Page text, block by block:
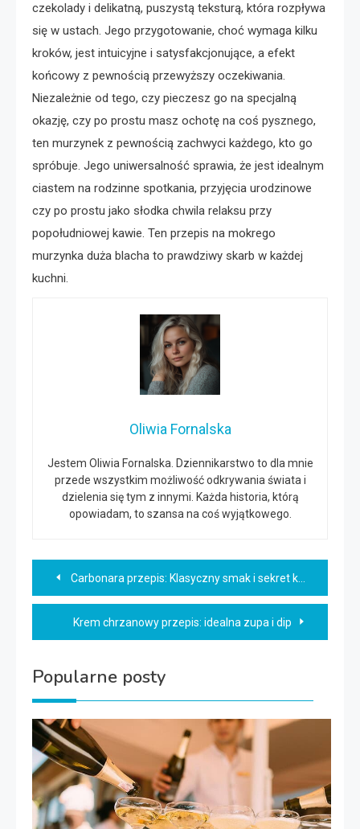
czekolady i delikatną, puszystą teksturą, która rozpływa
się w ustach. Jego przygotowanie, choć wymaga kilku
kroków, jest intuicyjne i satysfakcjonujące, a efekt
końcowy z pewnością przewyższy oczekiwania.
Niezależnie od tego, czy pieczesz go na specjalną
okazję, czy po prostu masz ochotę na coś pysznego,
ten murzynek z pewnością zachwyci każdego, kto go
spróbuje. Jego uniwersalność sprawia, że jest idealnym
ciastem na rodzinne spotkania, przyjęcia urodzinowe
czy po prostu jako słodka chwila relaksu przy
popołudniowej kawie. Ten przepis na mokrego
murzynka duża blacha to prawdziwy skarb w każdej
kuchni.
Oliwia Fornalska
Jestem Oliwia Fornalska. Dziennikarstwo to dla mnie
przede wszystkim możliwość odkrywania świata i
dzielenia się tym z innymi. Każda historia, którą
opowiadam, to szansa na coś wyjątkowego.
Nawigacja
wpisu
Carbonara przepis: Klasyczny smak i sekret kremowego sosu
Krem chrzanowy przepis: idealna zupa i dip
Popularne posty